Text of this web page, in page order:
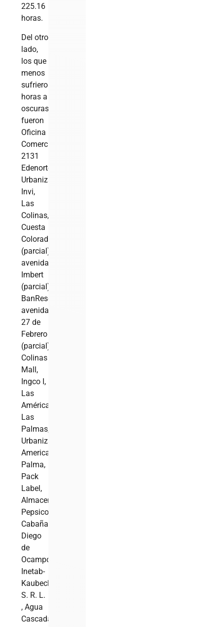
225.16
horas.
Del otro
lado,
los que
menos
sufrieron
horas a
oscuras
fueron
Oficina
Comercial
2131
Edenorte,
Urbanización
Invi,
Las
Colinas,
Cuesta
Colorada
(parcial),
avenida
Imbert
(parcial),
BanReservas,
avenida
27 de
Febrero
(parcial)
Colinas
Mall,
Ingco I,
Las
Américas,
Las
Palmas,
Urbanización
American
Palma,
Pack
Label,
Almacenes
Pepsicola,
Cabaña
Diego
de
Ocampo,
Inetab-
Kaubeck
S. R. L.
, Agua
Cascada,